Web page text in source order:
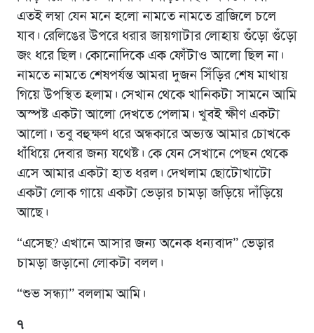
এতই লম্বা যেন মনে হলো নামতে নামতে ব্রাজিলে চলে
যাব। রেলিঙের উপরে ধরার জায়গাটার লোহায় গুঁড়ো গুঁড়ো
জং ধরে ছিল। কোনোদিকে এক ফোঁটাও আলো ছিল না।
নামতে নামতে শেষপর্যন্ত আমরা দুজন সিঁড়ির শেষ মাথায়
গিয়ে উপস্থিত হলাম। সেখান থেকে খানিকটা সামনে আমি
অস্পষ্ট একটা আলো দেখতে পেলাম। খুবই ক্ষীণ একটা
আলো। তবু বহুক্ষণ ধরে অন্ধকারে অভ্যস্ত আমার চোখকে
ধাঁধিয়ে দেবার জন্য যথেষ্ট। কে যেন সেখানে পেছন থেকে
এসে আমার একটা হাত ধরল। দেখলাম ছোটোখাটো
একটা লোক গায়ে একটা ভেড়ার চামড়া জড়িয়ে দাঁড়িয়ে
আছে।
“এসেছ? এখানে আসার জন্য অনেক ধন্যবাদ” ভেড়ার
চামড়া জড়ানো লোকটা বলল।
“শুভ সন্ধ্যা” বললাম আমি।
৭